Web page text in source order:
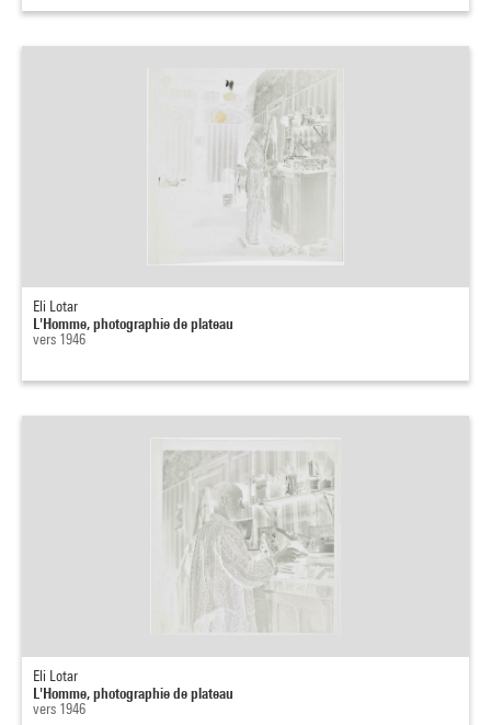
Eli Lotar
L'Homme, photographie de plateau
vers 1946
Eli Lotar
L'Homme, photographie de plateau
vers 1946